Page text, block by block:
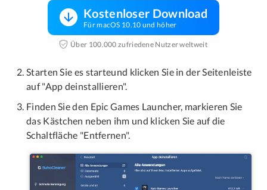
Kostenloser Download
Für macOS 10.10 und höher
Über 100.000 zufriedene Nutzer weltweit
Starten Sie es starteund klicken Sie in der Seitenleiste
auf "App deinstallieren".
Finden Sie den Epic Games Launcher, markieren Sie
das Kästchen neben ihm und klicken Sie auf die
Schaltfläche "Entfernen".